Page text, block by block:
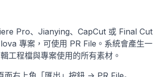
Pro、Jianying、CapCut 或 Final Cut
專案，可使用 PR File。系統會產生一
工程檔與專案使用的所有素材。